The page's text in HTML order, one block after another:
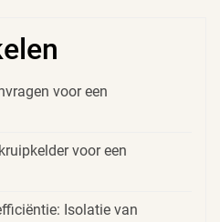
voor een
voor een
Isolatie van